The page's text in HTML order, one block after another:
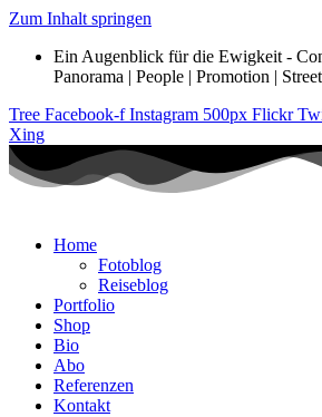
Zum Inhalt springen
Ein Augenblick für die Ewigkeit -
Panorama | People | Promotion |
Tree Facebook-f Instagram 500px Flickr
Xing
Home
Fotoblog
Reiseblog
Portfolio
Shop
Bio
Abo
Referenzen
Kontakt